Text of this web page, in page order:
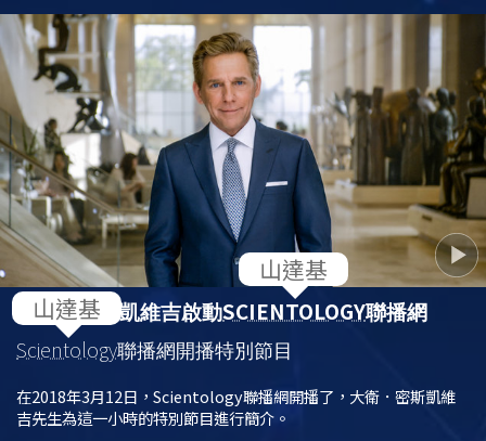
大衛．密斯凱維吉啟動SCIENTOLOGY聯播網
Scientology聯播網開播特別節目
在2018年3月12日，Scientology聯播網開播了，大衛．密斯凱維
吉先生為這一小時的特別節目進行簡介。